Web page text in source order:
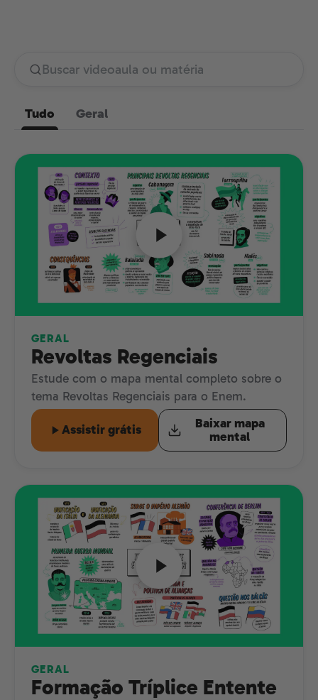
Tudo Geral
GERAL
Revoltas Regenciais
Estude com o mapa mental completo sobre o
tema Revoltas Regenciais para o Enem.
Assistir grátis
Baixar mapa
mental
GERAL
Formação Tríplice Entente